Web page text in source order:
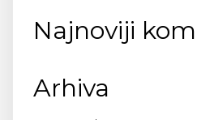
Najnoviji
Arhiva